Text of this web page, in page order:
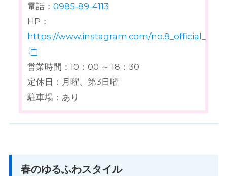
電話：0985-89-4113
HP：
https://www.instagram.com/
営業時間：10：00 ～ 18：30
定休日：月曜、第3日曜
駐車場：あり
春のゆるふわスタイル